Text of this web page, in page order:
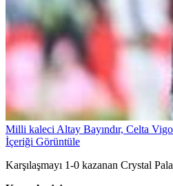
Milli kaleci Altay Bayındır, Celta
İçeriği Görüntüle
Karşılaşmayı 1-0 kazanan Crystal